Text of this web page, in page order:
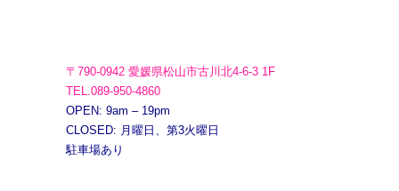
〒790-0942 愛媛県松山市古川北4-6-3 1F
TEL.089-950-4860
OPEN: 9am – 19pm
CLOSED: 月曜日、第3火曜日
駐車場あり